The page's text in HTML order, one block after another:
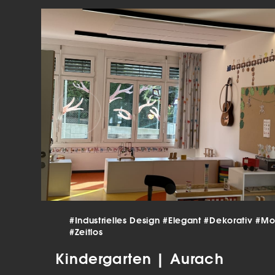
#Industrielles Design#Elegant#Dekorativ
#Zeitlos
Kindergarten | Aurach
die